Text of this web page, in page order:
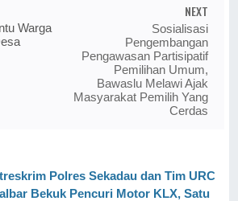
Warga
NEXT
Sosialisasi
Pengembangan
Pengawasan Partisipatif
Pemilihan Umum,
Bawaslu Melawi Ajak
Masyarakat Pemilih Yang
Cerdas
Polres Sekadau dan Tim URC
Bekuk Pencuri Motor KLX, Satu